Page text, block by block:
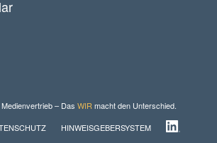
– Das WIRmacht den Unterschied.
HINWEISGEBERSYSTEM